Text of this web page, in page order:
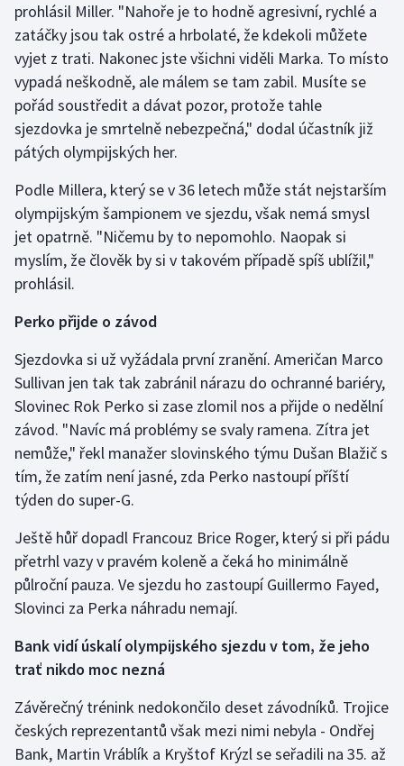
Gymnastika
Házená
Jezdectví
Judo
Krasobruslení
Lezení
Lyže a snowboard
Moderní pětiboj
Motorsport
Olympijské hry
Parasport
Plavání
Plážový volejbal
Ragby
Rychlostní kanoistika
Short track
Sportovní střelba
prohlásil Miller. "Nahoře je to hodně agresivní, rychlé a
zatáčky jsou tak ostré a hrbolaté, že kdekoli můžete
vyjet z trati. Nakonec jste všichni viděli Marka. To místo
vypadá neškodně, ale málem se tam zabil. Musíte se
pořád soustředit a dávat pozor, protože tahle
sjezdovka je smrtelně nebezpečná," dodal účastník již
pátých olympijských her.
Podle Millera, který se v 36 letech může stát nejstarším
olympijským šampionem ve sjezdu, však nemá smysl
jet opatrně. "Ničemu by to nepomohlo. Naopak si
myslím, že člověk by si v takovém případě spíš ublížil,"
prohlásil.
Perko přijde o závod
Sjezdovka si už vyžádala první zranění. Američan Marco
Sullivan jen tak tak zabránil nárazu do ochranné bariéry,
Slovinec Rok Perko si zase zlomil nos a přijde o nedělní
závod. "Navíc má problémy se svaly ramena. Zítra jet
nemůže," řekl manažer slovinského týmu Dušan Blažič s
tím, že zatím není jasné, zda Perko nastoupí příští
týden do super-G.
Ještě hůř dopadl Francouz Brice Roger, který si při pádu
přetrhl vazy v pravém koleně a čeká ho minimálně
půlroční pauza. Ve sjezdu ho zastoupí Guillermo Fayed,
Slovinci za Perka náhradu nemají.
Bank vidí úskalí olympijského sjezdu v tom, že jeho
trať nikdo moc nezná
Závěrečný trénink nedokončilo deset závodníků. Trojice
českých reprezentantů však mezi nimi nebyla - Ondřej
Bank, Martin Vráblík a Kryštof Krýzl se seřadili na 35. až